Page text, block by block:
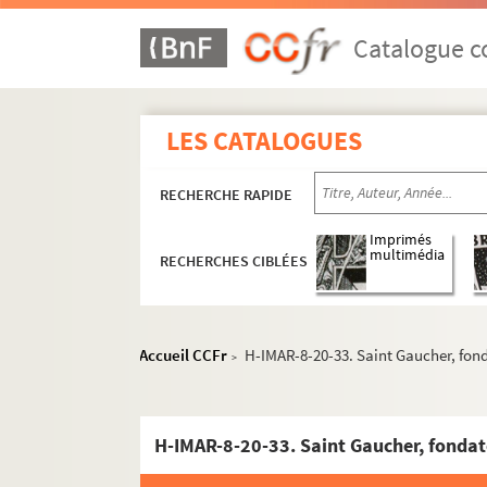
Catalogue
LES CATALOGUES
RECHERCHE RAPIDE
RECHERCHES CIBLÉES
Imprimés
multimédia
Accueil CCFr > H-IMAR-8-20-33. Saint Gaucher,
H-IMAR-8-1-1 à H-IMAR-8-190-435. Saint-
H-IMAR-8-1-1. Sainte Galla, veuve